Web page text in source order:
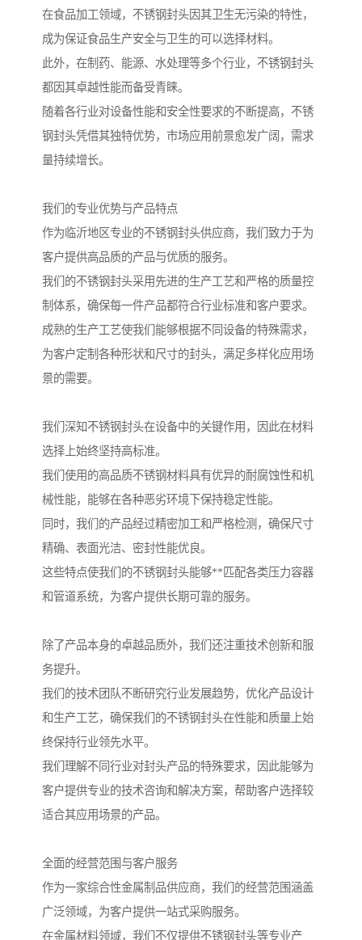
在食品加工领域，不锈钢封头因其卫生无污染的特性，
成为保证食品生产安全与卫生的可以选择材料。
此外，在制药、能源、水处理等多个行业，不锈钢封头
都因其卓越性能而备受青睐。
随着各行业对设备性能和安全性要求的不断提高，不锈
钢封头凭借其独特优势，市场应用前景愈发广阔，需求
量持续增长。
我们的专业优势与产品特点
作为临沂地区专业的不锈钢封头供应商，我们致力于为
客户提供高品质的产品与优质的服务。
我们的不锈钢封头采用先进的生产工艺和严格的质量控
制体系，确保每一件产品都符合行业标准和客户要求。
成熟的生产工艺使我们能够根据不同设备的特殊需求，
为客户定制各种形状和尺寸的封头，满足多样化应用场
景的需要。
我们深知不锈钢封头在设备中的关键作用，因此在材料
选择上始终坚持高标准。
我们使用的高品质不锈钢材料具有优异的耐腐蚀性和机
械性能，能够在各种恶劣环境下保持稳定性能。
同时，我们的产品经过精密加工和严格检测，确保尺寸
精确、表面光洁、密封性能优良。
这些特点使我们的不锈钢封头能够**匹配各类压力容器
和管道系统，为客户提供长期可靠的服务。
除了产品本身的卓越品质外，我们还注重技术创新和服
务提升。
我们的技术团队不断研究行业发展趋势，优化产品设计
和生产工艺，确保我们的不锈钢封头在性能和质量上始
终保持行业领先水平。
我们理解不同行业对封头产品的特殊要求，因此能够为
客户提供专业的技术咨询和解决方案，帮助客户选择较
适合其应用场景的产品。
全面的经营范围与客户服务
作为一家综合性金属制品供应商，我们的经营范围涵盖
广泛领域，为客户提供一站式采购服务。
在金属材料领域，我们不仅提供不锈钢封头等专业产